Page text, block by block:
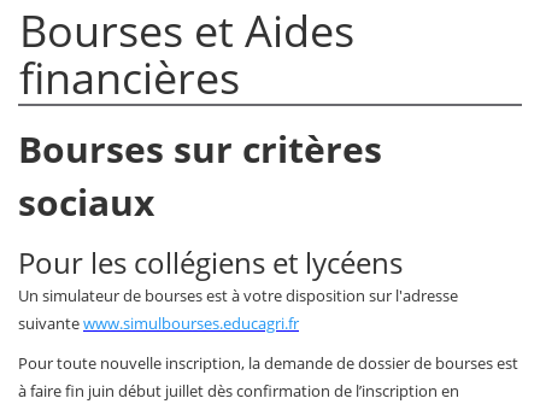
Bourses et Aides
financières
Bourses sur critères
sociaux
Pour les collégiens et lycéens
Un simulateur de bourses est à votre disposition sur l'adresse
suivantewww.simulbourses.educagri.fr
Pour toute nouvelle inscription, la demande de dossier de bourses est
à faire fin juin début juillet dès confirmation de l’inscription en